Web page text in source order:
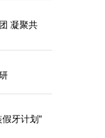
凝聚共
牙计划”